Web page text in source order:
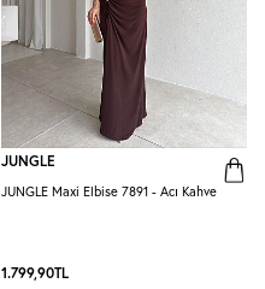
JUNGLE
JUNGLE Maxi Elbise 7891 - Acı Kahve
1.799,90TL